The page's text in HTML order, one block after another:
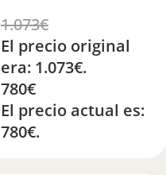
1.073€
El precio original
era: 1.073€.
780€
El precio actual es:
780€.